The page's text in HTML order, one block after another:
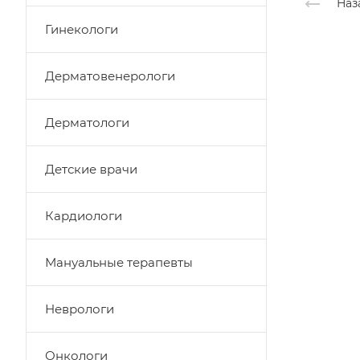
Гинекологи
Дерматовенерологи
Дерматологи
Детские врачи
Кардиологи
Мануальные терапевты
Неврологи
Онкологи